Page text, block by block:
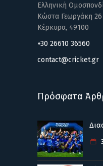
Ελληνική
Κώστα Γεωργάκη
Κέρκυρα, 49100
+30 26610 36560
contact@cricket.gr
Πρόσφατα